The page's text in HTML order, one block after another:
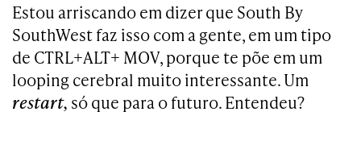
Estou arriscando em dizer que South By
SouthWest faz isso com a gente, em um tipo
de CTRL+ALT+ MOV, porque te põe em um
looping cerebral muito interessante. Um
restart, só que para o futuro. Entendeu?